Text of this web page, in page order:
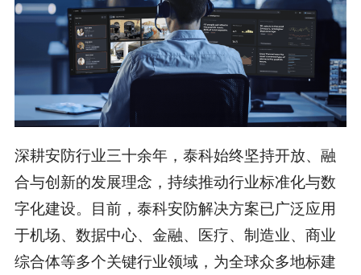
深耕安防行业三十余年，泰科始终坚持开放、融
合与创新的发展理念，持续推动行业标准化与数
字化建设。目前，泰科安防解决方案已广泛应用
于机场、数据中心、金融、医疗、制造业、商业
综合体等多个关键行业领域，为全球众多地标建